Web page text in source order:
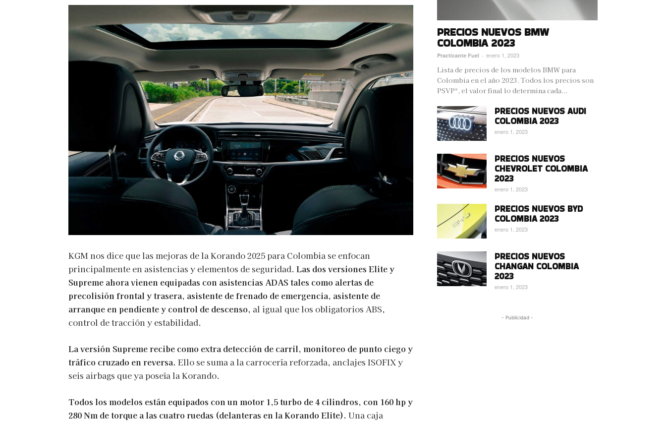
KGM nos dice que las mejoras de la Korando 2025 para Colombia se enfocan
principalmente en asistencias y elementos de seguridad. Las dos versiones Elite y
Supreme ahora vienen equipadas con asistencias ADAS tales como alertas de
precolisión frontal y trasera, asistente de frenado de emergencia, asistente de
arranque en pendiente y control de descenso, al igual que los obligatorios ABS,
control de tracción y estabilidad.
La versión Supreme recibe como extra detección de carril, monitoreo de punto ciego y
tráfico cruzado en reversa. Ello se suma a la carrocería reforzada, anclajes ISOFIX y
seis airbags que ya poseía la Korando.
Todos los modelos están equipados con un motor 1,5 turbo de 4 cilindros, con 160 hp y
280 Nm de torque a las cuatro ruedas (delanteras en la Korando Elite). Una caja
PRECIOS NUEVOS BMW
COLOMBIA 2023
Practicante Fuel - enero 1, 2023
Lista de precios de los modelos BMW para
Colombia en el año 2023. Todos los precios son
PSVP*, el valor final lo determina cada...
PRECIOS NUEVOS AUDI
COLOMBIA 2023
enero 1, 2023
PRECIOS NUEVOS
CHEVROLET COLOMBIA
2023
enero 1, 2023
PRECIOS NUEVOS BYD
COLOMBIA 2023
enero 1, 2023
PRECIOS NUEVOS
CHANGAN COLOMBIA
2023
enero 1, 2023
- Publicidad -